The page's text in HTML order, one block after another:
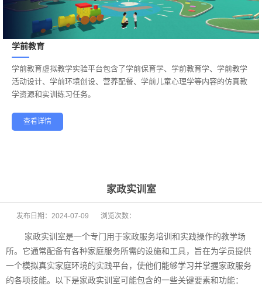
学前教育
——
学前教育虚拟教学实验平台包含了学前保育学、学前教育学、学前教学
活动设计、学前环境创设、营养配餐、学前儿童心理学等内容的仿真教
学资源和实训练习任务。
查看详情
家政实训室
发布日期： 2024-07-09 浏览次数：
家政实训室是一个专门用于家政服务培训和实践操作的教学场
所。它通常配备有各种家庭服务所需的设施和工具，旨在为学员提供
一个模拟真实家庭环境的实践平台，使他们能够学习并掌握家政服务
的各项技能。以下是家政实训室可能包含的一些关键要素和功能：